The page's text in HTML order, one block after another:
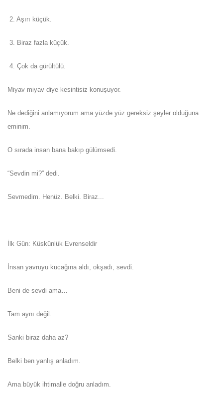
2. Aşırı küçük.
3. Biraz fazla küçük.
4. Çok da gürültülü.
Miyav miyav diye kesintisiz konuşuyor.
Ne dediğini anlamıyorum ama yüzde yüz gereksiz şeyler olduğuna
eminim.
O sırada insan bana bakıp gülümsedi.
“Sevdin mi?” dedi.
Sevmedim. Henüz. Belki. Biraz...
İlk Gün: Küskünlük Evrenseldir
İnsan yavruyu kucağına aldı, okşadı, sevdi.
Beni de sevdi ama…
Tam aynı değil.
Sanki biraz daha az?
Belki ben yanlış anladım.
Ama büyük ihtimalle doğru anladım.